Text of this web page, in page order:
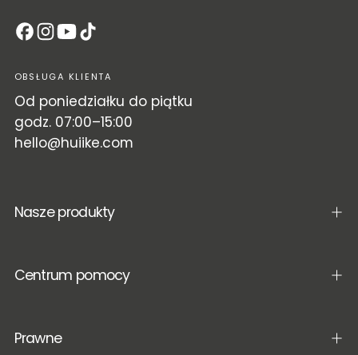
OBSŁUGA KLIENTA
Od poniedziałku do piątku
godz. 07:00–15:00
hello@huiike.com
Nasze produkty
Centrum pomocy
Prawne